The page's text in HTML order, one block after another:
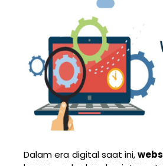
Dalam era digital saat ini,